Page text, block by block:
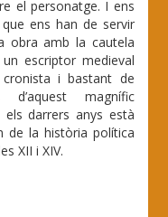
el personatge. I ens
ens han de servir
obra amb la cautela
escriptor medieval
i bastant de
d’aquest magnífic
darrers anys està
de la història política
XII i XIV.